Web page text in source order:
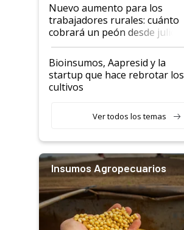
Nuevo aumento para los
trabajadores rurales: cuánto
cobrará un peón desde julio
Bioinsumos, Aapresid y la
startup que hace rebrotar los
cultivos
Ver todos los temas
Insumos Agropecuarios